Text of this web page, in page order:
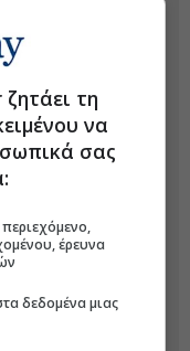
τη
να
σας
έρευνα
δεδομένα μιας